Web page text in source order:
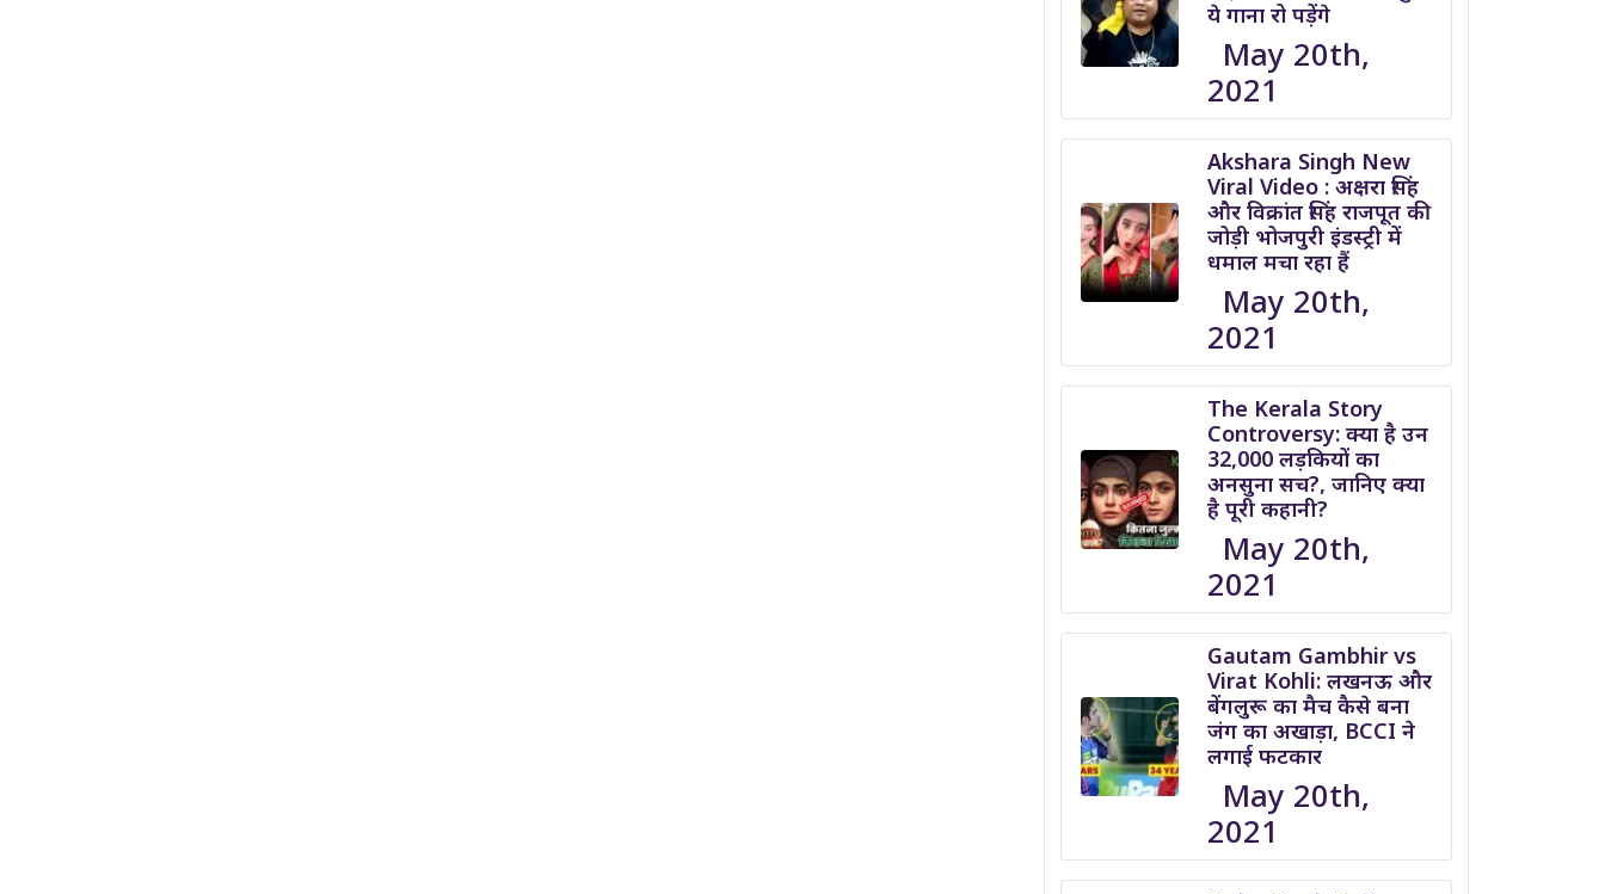
ये गाना रो पड़ेंगे
May 20th,
2021
Akshara Singh New
Viral Video : अक्षरा सिंह
और विक्रांत सिंह राजपूत की
जोड़ी भोजपुरी इंडस्ट्री में
धमाल मचा रहा हैं
May 20th,
2021
The Kerala Story
Controversy: क्या है उन
32,000 लड़कियों का
अनसुना सच?, जानिए क्या
है पूरी कहानी?
May 20th,
2021
Gautam Gambhir vs
Virat Kohli: लखनऊ और
बेंगलुरू का मैच कैसे बना
जंग का अखाड़ा, BCCI ने
लगाई फटकार
May 20th,
2021